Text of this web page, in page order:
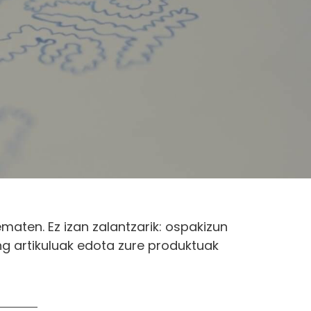
Ez izan zalantzarik: ospakizun
artikuluak edota zure produktuak